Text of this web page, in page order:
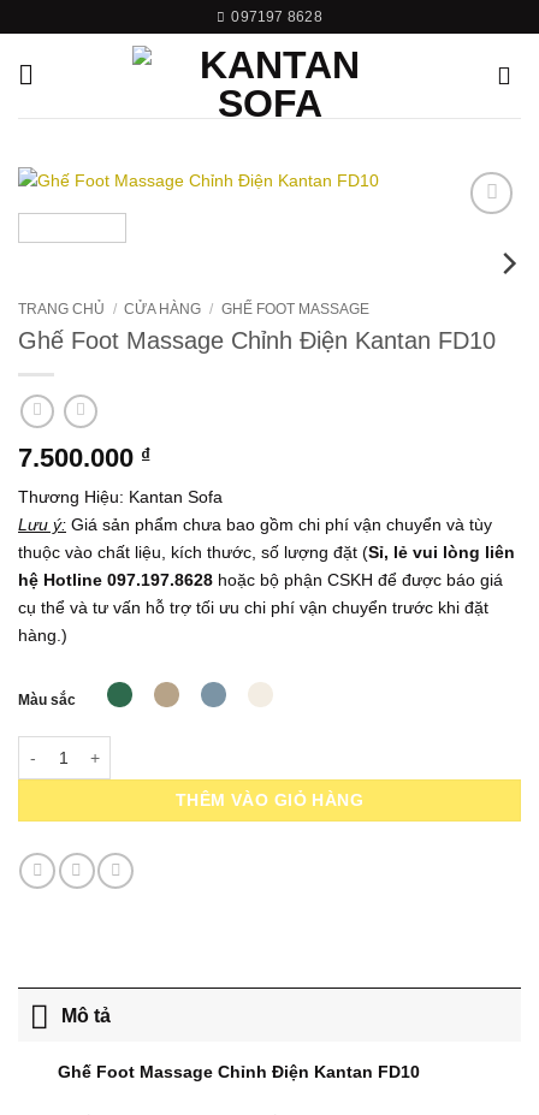
qua
nội
097197 8628
wishlist
TRANG CHỦ / CỬA HÀNG / GHẾ FOOT MASSAGE
Ghế Foot Massage Chỉnh Điện Kantan FD10
7.500.000 ₫
Thương Hiệu: Kantan Sofa
Lưu ý: Giá sản phẩm chưa bao gồm chi phí vận chuyển và tùy
thuộc vào chất liệu, kích thước, số lượng đặt (Sỉ, lẻ vui lòng liên
hệ Hotline 097.197.8628 hoặc bộ phận CSKH để được báo giá
cụ thể và tư vấn hỗ trợ tối ưu chi phí vận chuyển trước khi đặt
hàng.)
Màu sắc
THÊM VÀO GIỎ HÀNG
Mô tả
Ghế Foot Massage Chỉnh Điện Kantan FD10